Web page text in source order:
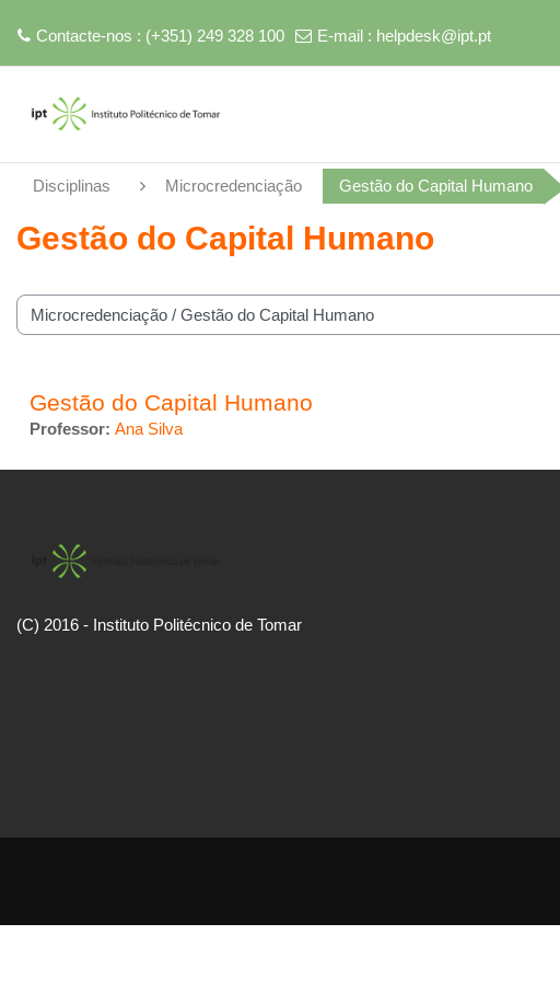
Contacte-nos : (+351) 249 328 100 E-mail : helpdesk@ipt.pt
Disciplinas Microcredenciação Gestão do Capital Humano
Gestão do Capital Humano
de disciplinas
Gestão do Capital Humano
Professor: Ana Silva
(C) 2016 - Instituto Politécnico de Tomar